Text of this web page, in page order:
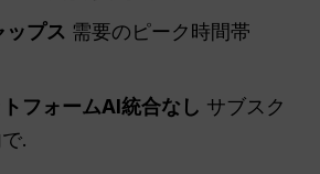
ップス 需要のピーク時間帯
フォームAI統合なし サブスク
.